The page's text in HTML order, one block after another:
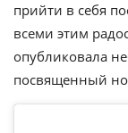
прийти в себя
всеми этим
опубликовала
посвященный